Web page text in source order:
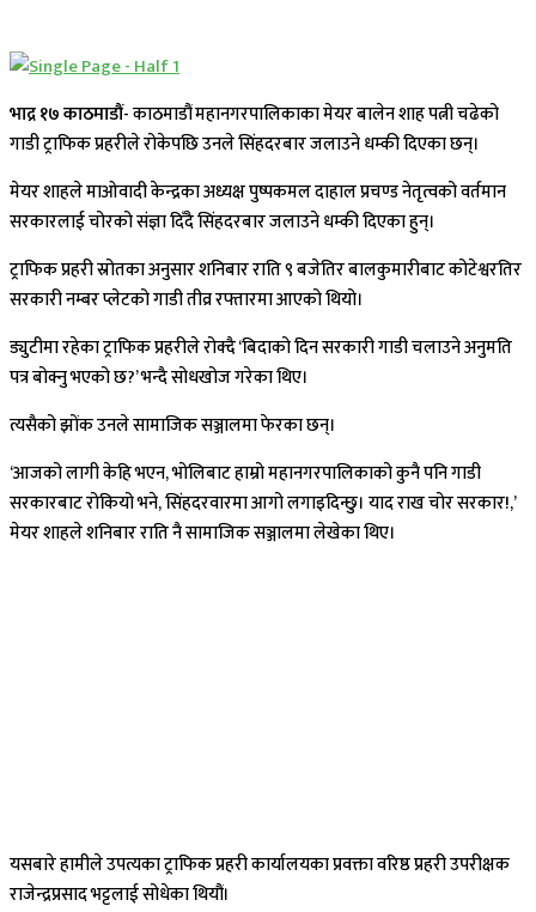
भाद्र १७ काठमाडौं-काठमाडौं महानगरपालिकाका मेयर बालेन शाह पत्नी चढेको
गाडी ट्राफिक प्रहरीले रोकेपछि उनले सिंहदरबार जलाउने धम्की दिएका छन्।
मेयर शाहले माओवादी केन्द्रका अध्यक्ष पुष्पकमल दाहाल प्रचण्ड नेतृत्वको वर्तमान
सरकारलाई चोरको संज्ञा दिँदै सिंहदरबार जलाउने धम्की दिएका हुन्।
ट्राफिक प्रहरी स्रोतका अनुसार शनिबार राति ९ बजेतिर बालकुमारीबाट कोटेश्वरतिर
सरकारी नम्बर प्लेटको गाडी तीव्र रफ्तारमा आएको थियो।
ड्युटीमा रहेका ट्राफिक प्रहरीले रोक्दै ‘बिदाको दिन सरकारी गाडी चलाउने अनुमति
पत्र बोक्नु भएको छ?’ भन्दै सोधखोज गरेका थिए।
त्यसैको झोंक उनले सामाजिक सञ्जालमा फेरका छन्।
‘आजको लागी केहि भएन, भोलिबाट हाम्रो महानगरपालिकाको कुनै पनि गाडी
सरकारबाट रोकियो भने, सिंहदरवारमा आगो लगाइदिन्छु। याद राख चोर सरकार!,’
मेयर शाहले शनिबार राति नै सामाजिक सञ्जालमा लेखेका थिए।
यसबारे हामीले उपत्यका ट्राफिक प्रहरी कार्यालयका प्रवक्ता वरिष्ठ प्रहरी उपरीक्षक
राजेन्द्रप्रसाद भट्टलाई सोधेका थियौं।